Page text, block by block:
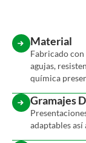
Material
Fabricado
agujas,
química
Gramajes
adaptables así